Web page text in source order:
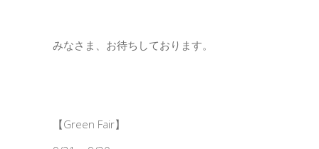
みなさま、お待ちしております。
【Green Fair】